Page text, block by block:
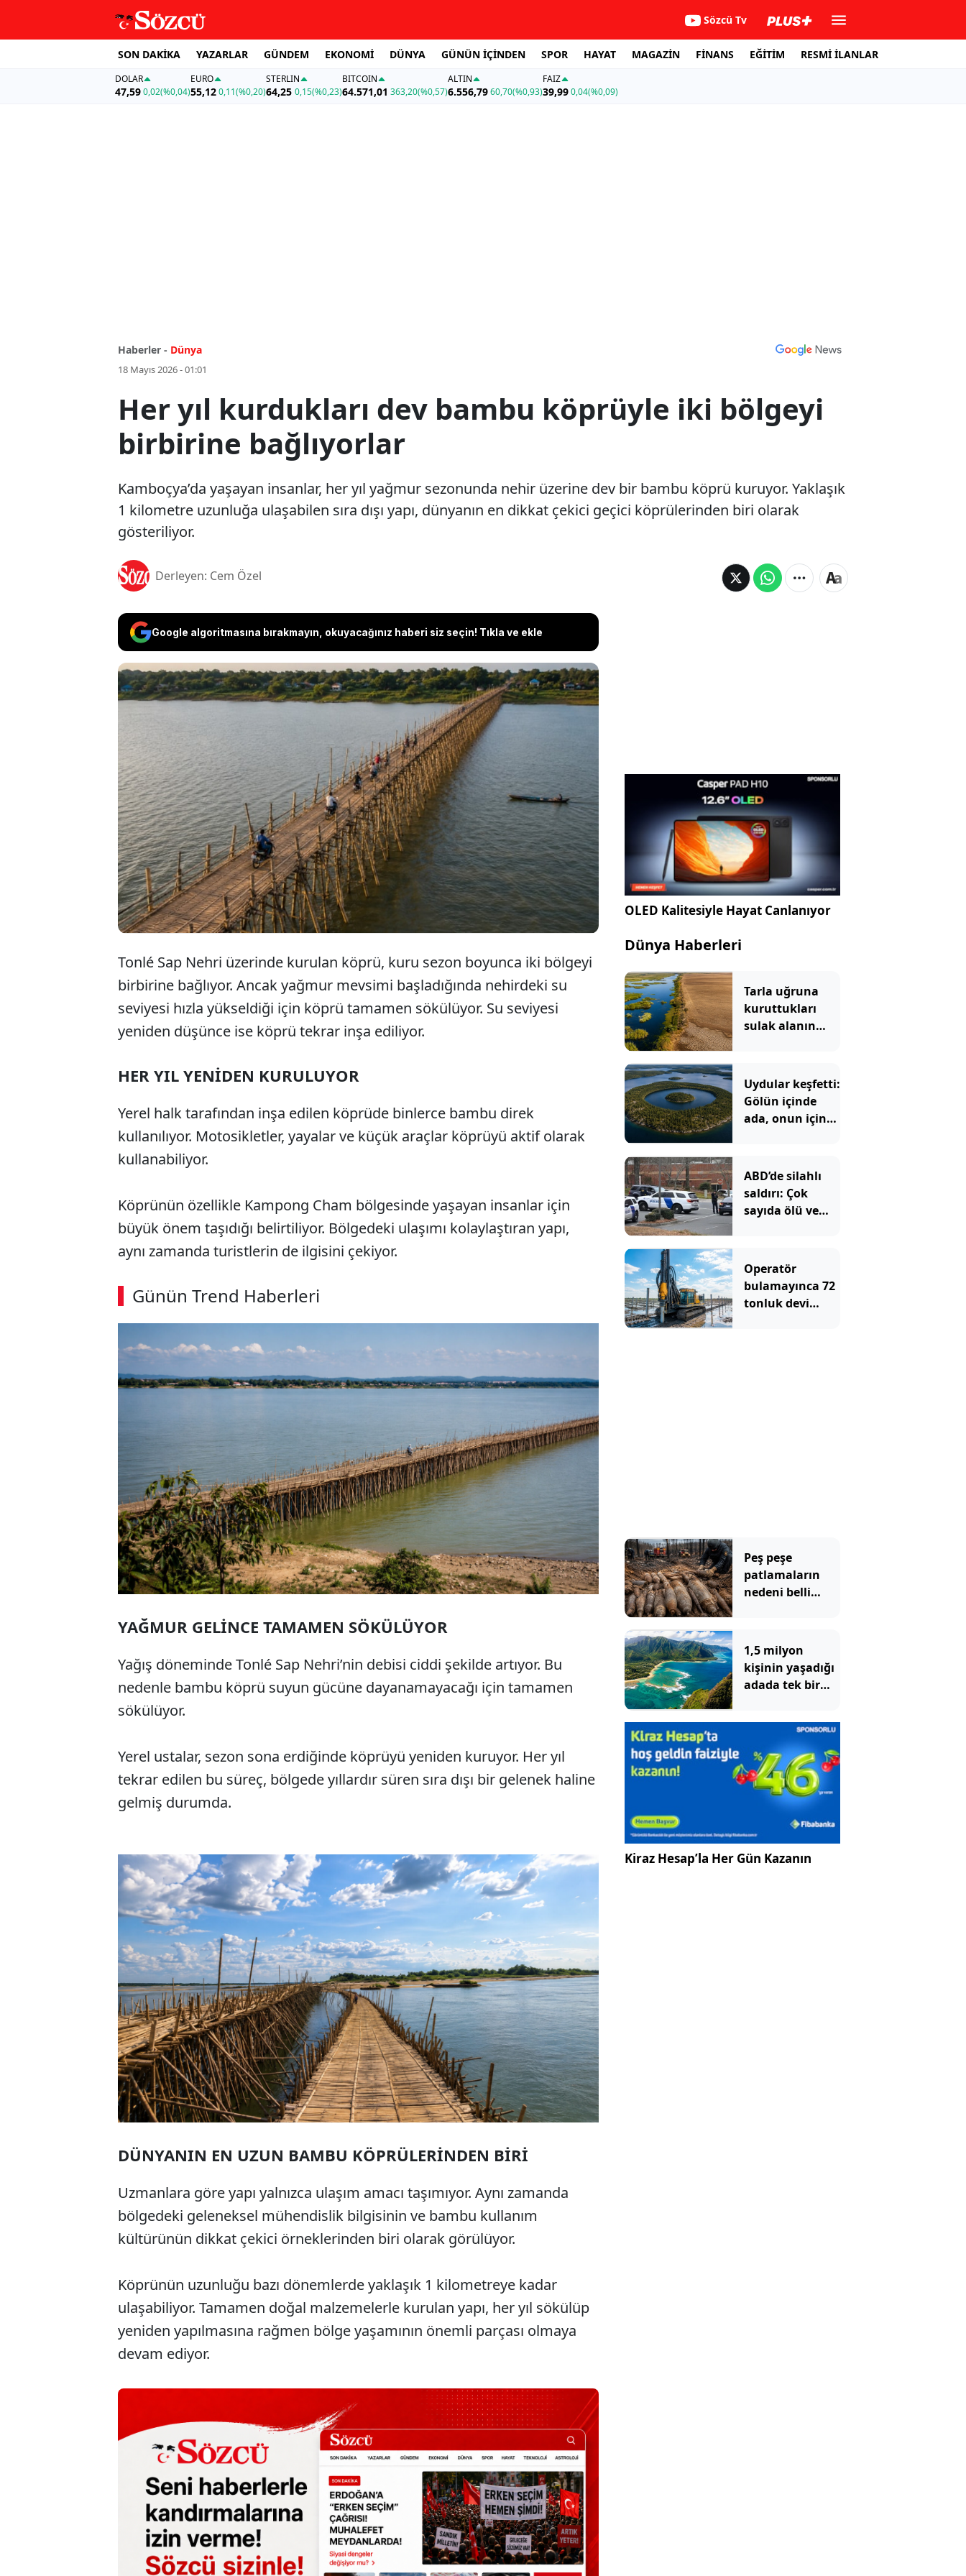
Sözcü Tv
SON DAKİKA YAZARLAR GÜNDEM EKONOMİ DÜNYA GÜNÜN İÇİNDEN SPOR HAYAT MAGAZİN FİNANS EĞİTİM RESMİ İLANLAR
DOLAR
47,590,02(%0,04)
EURO
55,12 0,11(%0,20)
STERLIN
64,25 0,15(%0,23)
BITCOIN
64.571,01 363,20(%0,57)
ALTIN
6.556,7960,70(%0,93)
FAİZ
39,990,04(%0,09)
Haberler - Dünya
18 Mayıs 2026 - 01:01
Her yıl kurdukları dev bambu köprüyle iki bölgeyi
birbirine bağlıyorlar
Kamboçya’da yaşayan insanlar, her yıl yağmur sezonunda nehir üzerine dev bir bambu köprü kuruyor. Yaklaşık
1 kilometre uzunluğa ulaşabilen sıra dışı yapı, dünyanın en dikkat çekici geçici köprülerinden biri olarak
gösteriliyor.
Derleyen: Cem Özel
Google algoritmasına bırakmayın, okuyacağınız haberi siz seçin! Tıkla ve ekle
Kamboçya’da yaşayan insanlar, her yıl yağmur sezonunda nehir
üzerine dev bir bambu köprü kuruyor. Yaklaşık 1 kilometre
uzunluğa ulaşabilen sıra dışı yapı, dünyanın en dikkat çekici
geçici köprülerinden biri olarak gösteriliyor.
Tonlé Sap Nehri üzerinde kurulan köprü, kuru sezon boyunca iki bölgeyi
birbirine bağlıyor. Ancak yağmur mevsimi başladığında nehirdeki su
seviyesi hızla yükseldiği için köprü tamamen sökülüyor. Su seviyesi
yeniden düşünce ise köprü tekrar inşa ediliyor.
HER YIL YENİDEN KURULUYOR
Yerel halk tarafından inşa edilen köprüde binlerce bambu direk
kullanılıyor. Motosikletler, yayalar ve küçük araçlar köprüyü aktif olarak
kullanabiliyor.
Köprünün özellikle Kampong Cham bölgesinde yaşayan insanlar için
büyük önem taşıdığı belirtiliyor. Bölgedeki ulaşımı kolaylaştıran yapı,
aynı zamanda turistlerin de ilgisini çekiyor.
Günün Trend Haberleri
YAĞMUR GELİNCE TAMAMEN SÖKÜLÜYOR
Yağış döneminde Tonlé Sap Nehri’nin debisi ciddi şekilde artıyor. Bu
nedenle bambu köprü suyun gücüne dayanamayacağı için tamamen
sökülüyor.
Yerel ustalar, sezon sona erdiğinde köprüyü yeniden kuruyor. Her yıl
tekrar edilen bu süreç, bölgede yıllardır süren sıra dışı bir gelenek haline
gelmiş durumda.
DÜNYANIN EN UZUN BAMBU KÖPRÜLERİNDEN BİRİ
Uzmanlara göre yapı yalnızca ulaşım amacı taşımıyor. Aynı zamanda
bölgedeki geleneksel mühendislik bilgisinin ve bambu kullanım
kültürünün dikkat çekici örneklerinden biri olarak görülüyor.
Köprünün uzunluğu bazı dönemlerde yaklaşık 1 kilometreye kadar
ulaşabiliyor. Tamamen doğal malzemelerle kurulan yapı, her yıl sökülüp
yeniden yapılmasına rağmen bölge yaşamının önemli parçası olmaya
devam ediyor.
OLED Kalitesiyle Hayat Canlanıyor
Dünya Haberleri
Tarla uğruna
kuruttukları
sulak alanın
Uydular keşfetti:
Gölün içinde
ada, onun içinde
ABD’de silahlı
saldırı: Çok
sayıda ölü ve
Operatör
bulamayınca 72
tonluk devi
Peş peşe
patlamaların
nedeni belli
bomba çıktı
1,5 milyon
kişinin yaşadığı
adada tek bir
yaşamıyor
Kiraz Hesap’la Her Gün Kazanın